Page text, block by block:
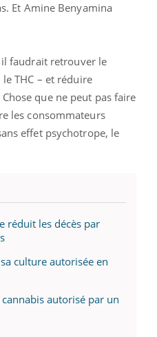
Et Amine Benyamina
faudrait retrouver le
THC – et réduire
que ne peut pas faire
les consommateurs
effet psychotrope, le
réduit les décès par
culture autorisée en
autorisé par un